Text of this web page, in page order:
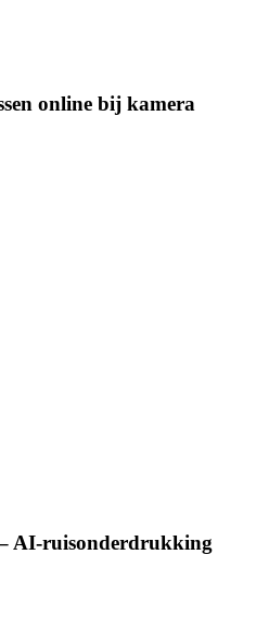
online bij kamera
AI-ruisonderdrukking